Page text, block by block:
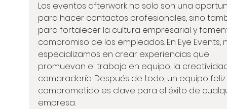
Los eventos afterwork no solo son una
para hacer contactos profesionales, sino
para fortalecer la cultura empresarial y
compromiso de los empleados. En Eye Events,
especializamos en crear experiencias que
promuevan el trabajo en equipo, la
camaradería. Después de todo, un equipo
comprometido es clave para el éxito de
empresa.